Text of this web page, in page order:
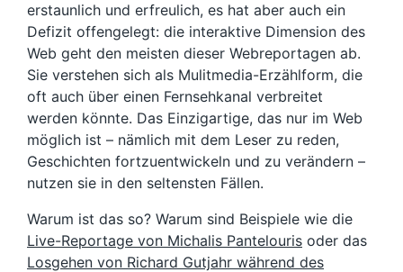
erstaunlich und erfreulich, es hat aber auch ein
Defizit offengelegt: die interaktive Dimension des
Web geht den meisten dieser Webreportagen ab.
Sie verstehen sich als Mulitmedia-Erzählform, die
oft auch über einen Fernsehkanal verbreitet
werden könnte. Das Einzigartige, das nur im Web
möglich ist – nämlich mit dem Leser zu reden,
Geschichten fortzuentwickeln und zu verändern –
nutzen sie in den seltensten Fällen.
Warum ist das so? Warum sind Beispiele wie die
Live-Reportage von Michalis Pantelouris oder das
Losgehen von Richard Gutjahr während des